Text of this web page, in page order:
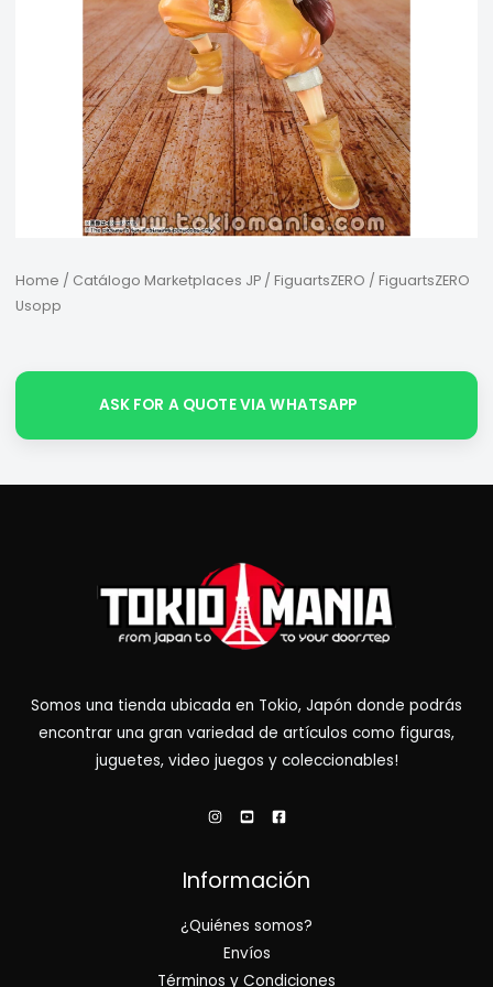
Home / Catálogo Marketplaces JP/ FiguartsZERO / FiguartsZERO
Usopp
ASK FOR A QUOTE VIA WHATSAPP
Somos una tienda ubicada en Tokio, Japón donde podrás
encontrar una gran variedad de artículos como figuras,
juguetes, video juegos y coleccionables!
Información
¿Quiénes somos?
Envíos
Términos y Condiciones